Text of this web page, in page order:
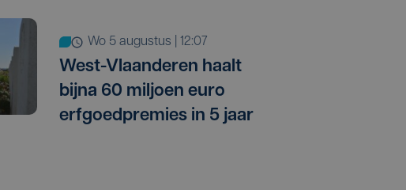
wo 5 augustus | 12:07
West-Vlaanderen haalt
bijna 60 miljoen euro
erfgoedpremies in 5 jaar